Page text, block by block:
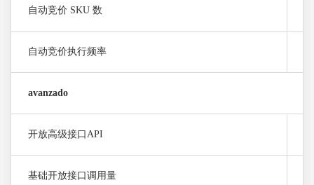
自动竞价 SKU 数
自动竞价执行频率
avanzado
开放高级接口API
基础开放接口调用量